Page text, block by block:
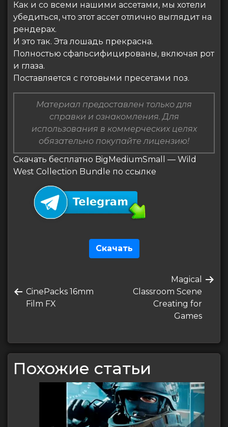
Как и со всеми нашими ассетами, мы хотели
убедиться, что этот ассет отлично выглядит на
рендерах.
И это так. Эта лошадь прекрасна.
Полностью сфальсифицированы, включая рот
и глаза.
Поставляется с готовыми пресетами поз.
Материал предоставлен только для
справки и ознакомления. Для
использования в коммерческих целях
обязательно покупайте лицензию!
Скачать бесплатно BigMediumSmall — Wild
West Collection Bundle по ссылке
Скачать
по
записям
Предыдущая
запись
CinePacks 16mm
Film FX
Следующая
запись
Magical
Classroom Scene
Creating for
Games
Похожие статьи